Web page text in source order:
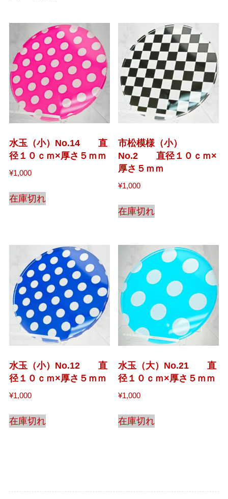
水玉（小）No.14 直
径１０ｃｍ×厚さ５ｍｍ
¥1,000
在庫切れ
市松模様（小）
No.2 直径１０ｃｍ×
厚さ５ｍｍ
¥1,000
在庫切れ
水玉（小）No.12 直
径１０ｃｍ×厚さ５ｍｍ
¥1,000
在庫切れ
水玉（大）No.21 直
径１０ｃｍ×厚さ５ｍｍ
¥1,000
在庫切れ